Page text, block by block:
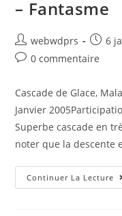
– Fantasme
webwdprs 6
0 commentaire
Cascade de Glace,
Janvier
Superbe cascade en
noter que la descente
Continuer La Lecture